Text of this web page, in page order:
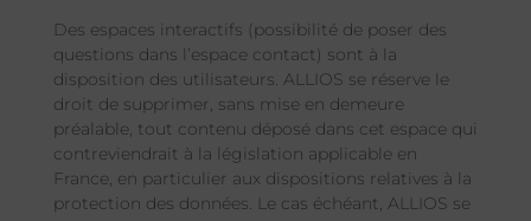
Des espaces interactifs (possibilité de poser des
questions dans l’espace contact) sont à la
disposition des utilisateurs. ALLIOS se réserve le
droit de supprimer, sans mise en demeure
préalable, tout contenu déposé dans cet espace qui
contreviendrait à la législation applicable en
France, en particulier aux dispositions relatives à la
protection des données. Le cas échéant, ALLIOS se